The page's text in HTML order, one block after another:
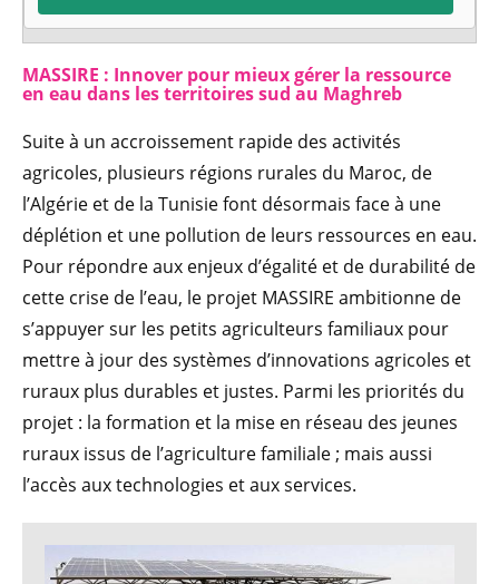
MASSIRE : Innover pour mieux gérer la ressource
en eau dans les territoires sud au Maghreb
Suite à un accroissement rapide des activités
agricoles, plusieurs régions rurales du Maroc, de
l’Algérie et de la Tunisie font désormais face à une
déplétion et une pollution de leurs ressources en eau.
Pour répondre aux enjeux d’égalité et de durabilité de
cette crise de l’eau, le projet MASSIRE ambitionne de
s’appuyer sur les petits agriculteurs familiaux pour
mettre à jour des systèmes d’innovations agricoles et
ruraux plus durables et justes. Parmi les priorités du
projet : la formation et la mise en réseau des jeunes
ruraux issus de l’agriculture familiale ; mais aussi
l’accès aux technologies et aux services.